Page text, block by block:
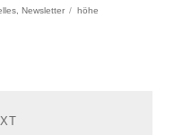
, Newsletter Tags
höhe